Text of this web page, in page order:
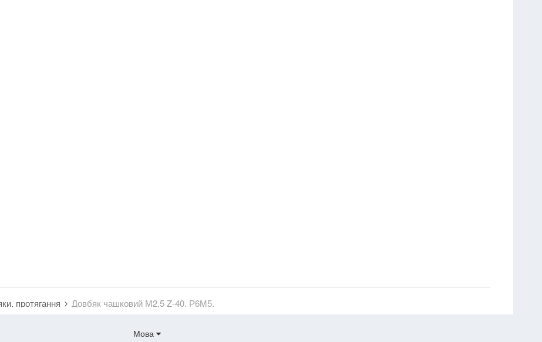
протягання Довбяк чашковий М2.5 Z-40. Р6М5.
Мова